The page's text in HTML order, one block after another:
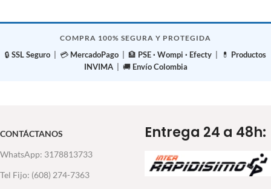
COMPRA 100% SEGURA Y PROTEGIDA
🔒 SSL Seguro | 💳 MercadoPago | 🏦 PSE · Wompi · Efecty | 💊 Productos
INVIMA| 🚚 Envío Colombia
CONTÁCTANOS
WhatsApp: 3178813733
Tel Fijo: (608) 274-7363
Entrega 24 a 48h: